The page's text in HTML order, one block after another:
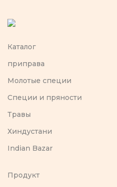
Каталог
приправа
Молотые специи
Специи и пряности
Травы
Хиндустани
Indian Bazar
Продукт